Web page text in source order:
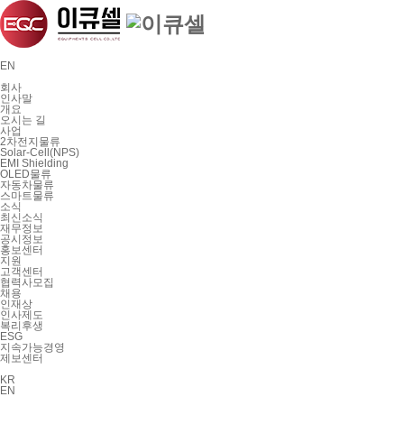
EN
회사
인사말
개요
오시는 길
사업
2차전지물류
Solar-Cell(NPS)
EMI Shielding
OLED물류
자동차물류
스마트물류
소식
최신소식
재무정보
공시정보
홍보센터
지원
고객센터
협력사모집
채용
인재상
인사제도
복리후생
ESG
지속가능경영
제보센터
KR
EN